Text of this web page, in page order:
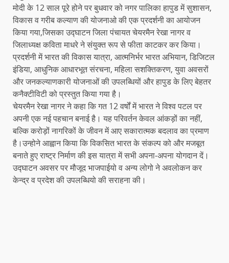
मोदी के 12 साल पूरे होने पर बुधवार को नगर पालिका हापुड में सुशासन,
विकास व गरीब कल्याण की योजनाओ की एक प्रदर्शनी का आयोजन
किया गया,जिसका उद्घाटन जिला पंचायत चेयरमैन रेखा नागर व
जिलाध्यक्ष कविता माधरे ने संयुक्त रूप से फीता काटकर कर किया।
प्रदर्शनी में भारत की विकास यात्रा, आत्मनिर्भर भारत अभियान, डिजिटल
इंडिया, आधुनिक आधारभूत संरचना, महिला सशक्तिकरण, युवा अवसरों
और जनकल्याणकारी योजनाओं की उपलब्धियों और हापुड के लिए बेहतर
कनैक्टीविटी को प्रस्तुत किया गया है।
चेयरमैन रेखा नागर ने कहा कि गत 12 वर्षों में भारत ने विश्व पटल पर
अपनी एक नई पहचान बनाई है। यह परिवर्तन केवल आंकड़ों का नहीं,
बल्कि करोड़ों नागरिकों के जीवन में आए सकारात्मक बदलाव का प्रमाण
है।उन्होने आह्वान किया कि विकसित भारत के संकल्प को और मजबूत
बनाते हुए राष्ट्र निर्माण की इस यात्रा में सभी अपना-अपना योगदान दें।
उद्घाटन अवसर पर मौजूद भाजपाईयो व अन्य लोगो ने अवलोकन कर
केन्द्र व प्रदेश की उपलब्धियो की सराहना की।